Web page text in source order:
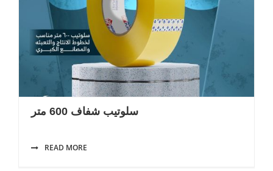
سلوتيب شفاف 600 متر
READ MORE